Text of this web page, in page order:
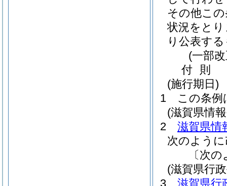
その他こ
状況をと
り公表す
(一部
付 則
(施行期日)
1
この条例
(滋賀県情
2
滋賀県情
次のよう
〔次
(滋賀県行
3
滋賀県行